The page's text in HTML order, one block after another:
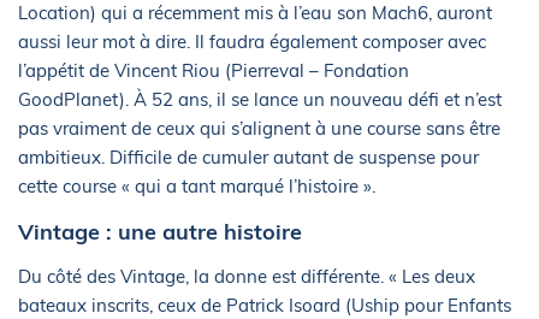
Location) qui a récemment mis à l’eau son Mach6, auront
aussi leur mot à dire. Il faudra également composer avec
l’appétit de Vincent Riou (Pierreval – Fondation
GoodPlanet). À 52 ans, il se lance un nouveau défi et n’est
pas vraiment de ceux qui s’alignent à une course sans être
ambitieux. Difficile de cumuler autant de suspense pour
cette course « qui a tant marqué l’histoire ».
Vintage : une autre histoire
Du côté des Vintage, la donne est différente. « Les deux
bateaux inscrits, ceux de Patrick Isoard (Uship pour Enfants